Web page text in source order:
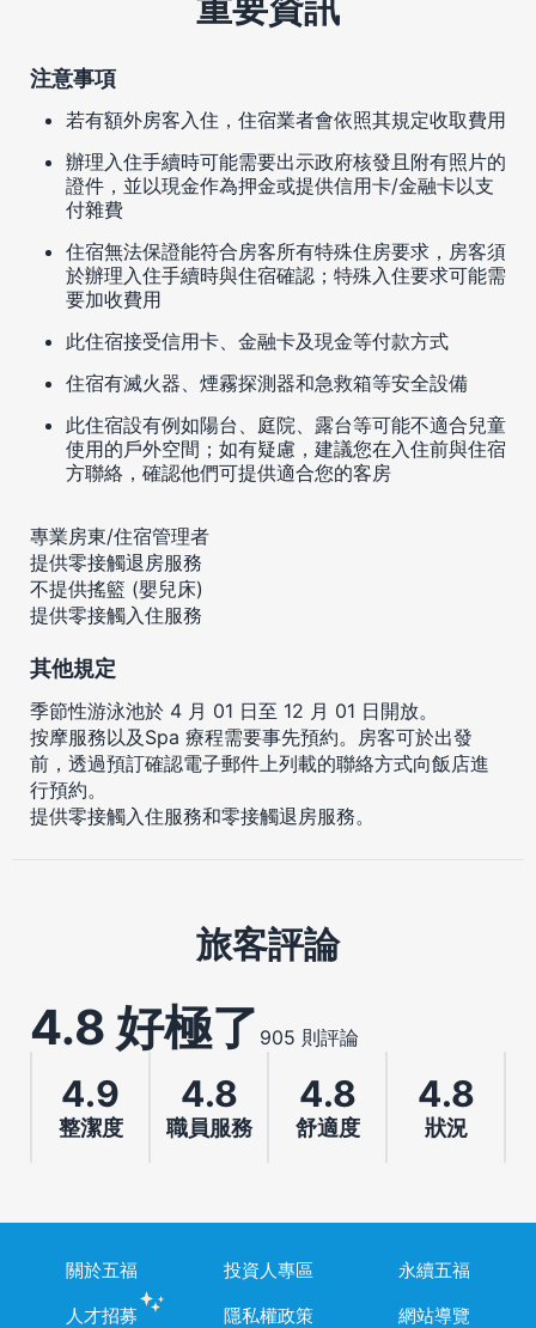
注意事項
若有額外房客入住，住宿業者會依照其規定收取費用
辦理入住手續時可能需要出示政府核發且附有照片的
證件，並以現金作為押金或提供信用卡/金融卡以支
付雜費
住宿無法保證能符合房客所有特殊住房要求，房客須
於辦理入住手續時與住宿確認；特殊入住要求可能需
要加收費用
此住宿接受信用卡、金融卡及現金等付款方式
住宿有滅火器、煙霧探測器和急救箱等安全設備
此住宿設有例如陽台、庭院、露台等可能不適合兒童
使用的戶外空間；如有疑慮，建議您在入住前與住宿
方聯絡，確認他們可提供適合您的客房
專業房東/住宿管理者
提供零接觸退房服務
不提供搖籃 (嬰兒床)
提供零接觸入住服務
其他規定
季節性游泳池於 4 月 01 日至 12 月 01 日開放。
按摩服務以及Spa 療程需要事先預約。房客可於出發
前，透過預訂確認電子郵件上列載的聯絡方式向飯店進
行預約。
提供零接觸入住服務和零接觸退房服務。
旅客評論
4.8 好極了 905 則評論
4.9
整潔度
4.8
職員服務
4.8
舒適度
4.8
狀況
關於五福 投資人專區
永續五福
人才招募
隱私權政策 網站導覽